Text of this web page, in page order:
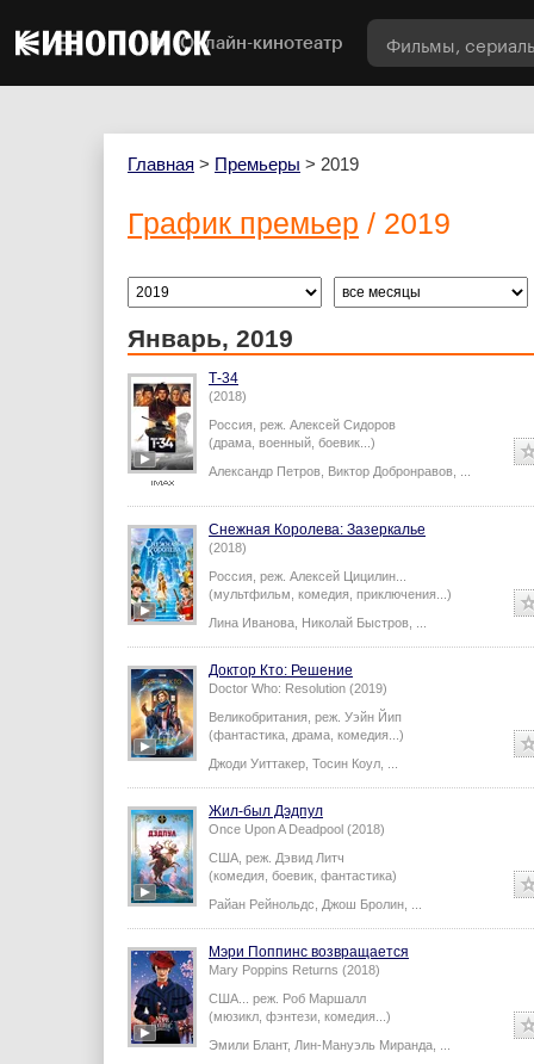
Онлайн-кинотеатр
Главная > Премьеры > 2019
График премьер / 2019
Январь, 2019
Т-34
(2018)
Россия, реж. Алексей Сидоров
(драма, военный, боевик...)
Александр Петров Виктор Добронравов
Снежная Королева: Зазеркалье
(2018)
Россия, реж. Алексей Цицилин
(мультфильм, комедия, приключения...)
Лина Иванова Николай Быстров
Доктор Кто: Решение
Doctor Who: Resolution (2019)
Великобритания, реж. Уэйн Йип
(фантастика, драма, комедия...)
Джоди Уиттакер Тосин Коул
Жил-был Дэдпул
Once Upon A Deadpool (2018)
США, реж. Дэвид Литч
(комедия, боевик, фантастика)
Райан Рейнольдс
Джош Бролин
Мэри Поппинс возвращается
Mary Poppins Returns (2018)
США... реж. Роб Маршалл
(мюзикл, фэнтези, комедия...)
Эмили Блант, Лин-Мануэль Миранда